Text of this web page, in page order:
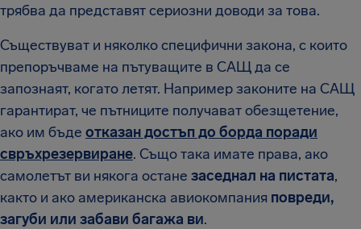
трябва да представят сериозни доводи за това.
Съществуват и няколко специфични закона, с които
препоръчваме на пътуващите в САЩ да се
запознаят, когато летят. Например законите на САЩ
гарантират, че пътниците получават обезщетение,
ако им бъде отказан достъп до борда поради
свръхрезервиране. Също така имате права, ако
самолетът ви някога остане заседнал на пистата,
както и ако американска авиокомпания повреди,
загуби или забави багажа ви.